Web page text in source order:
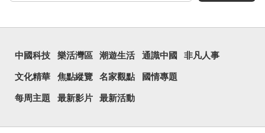
中國科技 樂活灣區 潮遊生活 通識中國 非凡人事
文化精華 焦點縱覽 名家觀點 國情專題
每周主題 最新影片 最新活動